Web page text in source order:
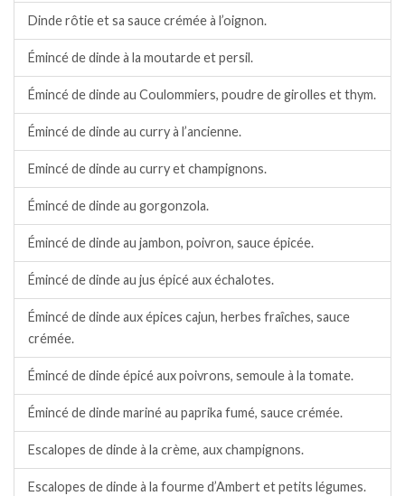
Dinde rôtie et sa sauce crémée à l’oignon.
Émincé de dinde à la moutarde et persil.
Émincé de dinde au Coulommiers, poudre de girolles et thym.
Émincé de dinde au curry à l’ancienne.
Emincé de dinde au curry et champignons.
Émincé de dinde au gorgonzola.
Émincé de dinde au jambon, poivron, sauce épicée.
Émincé de dinde au jus épicé aux échalotes.
Émincé de dinde aux épices cajun, herbes fraîches, sauce
crémée.
Émincé de dinde épicé aux poivrons, semoule à la tomate.
Émincé de dinde mariné au paprika fumé, sauce crémée.
Escalopes de dinde à la crème, aux champignons.
Escalopes de dinde à la fourme d’Ambert et petits légumes.